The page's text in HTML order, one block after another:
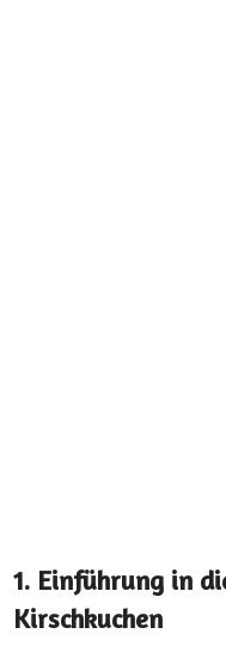
1. Einführung in
Kirschkuchen